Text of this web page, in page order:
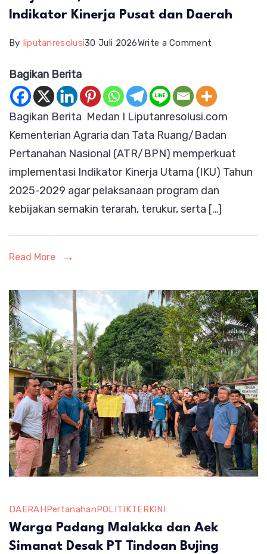
Indikator Kinerja Pusat dan Daerah
By liputanresolusi30 Juli 2026Write a Comment
IKU
2025-
2029,
Sekjen
ATR/BPN
Tekankan
Keselarasan
Daerah
Bagikan Berita
Bagikan Berita Medan I Liputanresolusi.com
Kementerian Agraria dan Tata Ruang/Badan
Pertanahan Nasional (ATR/BPN) memperkuat
implementasi Indikator Kinerja Utama (IKU) Tahun
2025-2029 agar pelaksanaan program dan
kebijakan semakin terarah, terukur, serta […]
Read More
DAERAHPertanahanPOLITIKTERKINI
Warga Padang Malakka dan Aek
Simanat Desak PT Tindoan Bujing